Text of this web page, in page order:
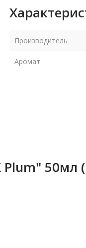
Производитель
Аромат
Plum"